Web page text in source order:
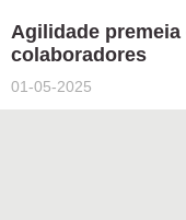
Agilidade
colaboradores
01-05-2025